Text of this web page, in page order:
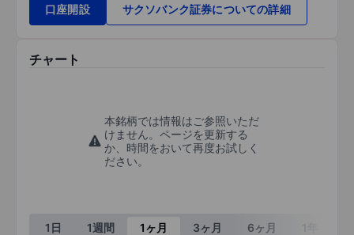
口座開設
サクソバンク証券についての詳細
チャート
本銘柄では情報はご参照いただ
けません。ページを更新する
か、時間をおいて再度お試しく
ださい。
1日 1週間 1ヶ月 3ヶ月 6ヶ月